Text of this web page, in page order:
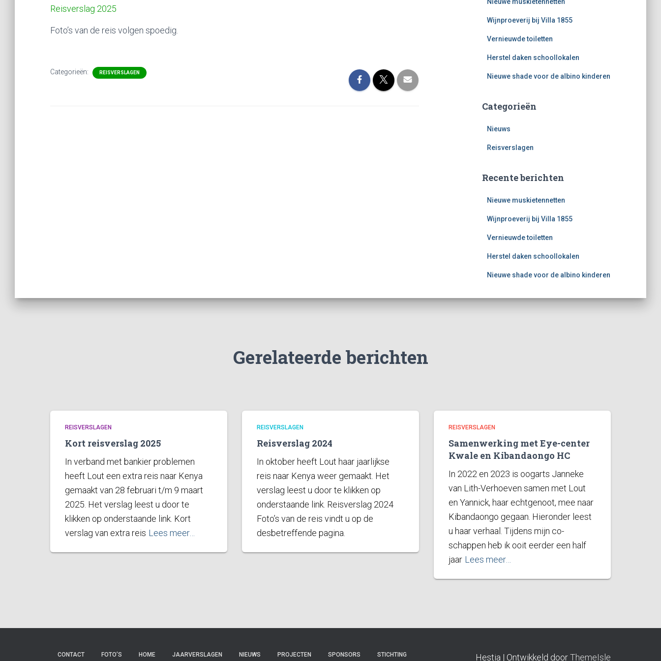
Reisverslag 2025
Foto’s van de reis volgen spoedig.
Categorieën: REISVERSLAGEN
Wijnproeverij bij Villa 1855
Vernieuwde toiletten
Herstel daken schoollokalen
Nieuwe shade voor de albino kinderen
Categorieën
Nieuws
Reisverslagen
Recente berichten
Nieuwe muskietennetten
Wijnproeverij bij Villa 1855
Vernieuwde toiletten
Herstel daken schoollokalen
Nieuwe shade voor de albino kinderen
Gerelateerde berichten
REISVERSLAGEN
Kort reisverslag 2025
In verband met bankier problemen
heeft Lout een extra reis naar Kenya
gemaakt van 28 februari t/m 9 maart
2025. Het verslag leest u door te
klikken op onderstaande link. Kort
verslag van extra reis Lees meer…
REISVERSLAGEN
Reisverslag 2024
In oktober heeft Lout haar jaarlijkse
reis naar Kenya weer gemaakt. Het
verslag leest u door te klikken op
onderstaande link. Reisverslag 2024
Foto’s van de reis vindt u op de
desbetreffende pagina.
REISVERSLAGEN
Samenwerking met Eye-center
Kwale en Kibandaongo HC
In 2022 en 2023 is oogarts Janneke
van Lith-Verhoeven samen met Lout
en Yannick, haar echtgenoot, mee naar
Kibandaongo gegaan. Hieronder leest
u haar verhaal. Tijdens mijn co-
schappen heb ik ooit eerder een half
jaar Lees meer…
CONTACT FOTO’S HOME JAARVERSLAGEN NIEUWS PROJECTEN SPONSORS STICHTING Hestia | Ontwikkeld doorThemeIsle